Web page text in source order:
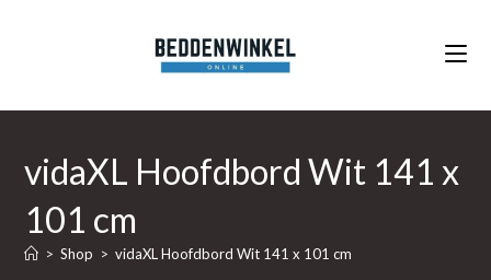
vidaXL Hoofdbord Wit 141 x
101 cm
> Shop > vidaXL Hoofdbord Wit 141 x 101 cm